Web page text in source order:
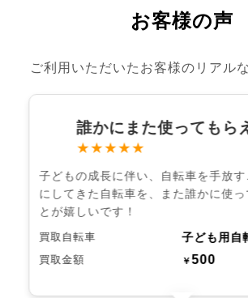
お客様の声
ご利用いただいたお客様のリアル
誰かにまた使ってもら
★★★★★
子どもの成長に伴い、自転車を手放
にしてきた自転車を、また誰かに使っ
とが嬉しいです！
買取自転車 子ども用自
買取金額 ￥500